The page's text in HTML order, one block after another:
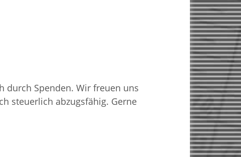
durch Spenden. Wir freuen uns
steuerlich abzugsfähig. Gerne